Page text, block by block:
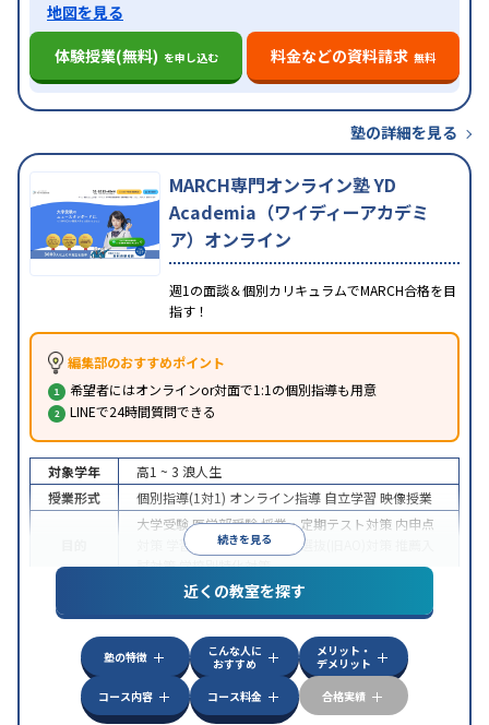
地図を見る
体験授業(無料) を申し込む 料金などの資料請求 無料
塾の詳細を見る
MARCH専門オンライン塾 YD
Academia（ワイディーアカデミ
ア）オンライン
週1の面談＆個別カリキュラムでMARCH合格を目
指す！
編集部のおすすめポイント
希望者にはオンラインor対面で1:1の個別指導も用意
LINEで24時間質問できる
続きを見る
対象学年 高1 ~ 3 浪人生
授業形式
個別指導(1対1) オンライン指導 自立学習 映像授業
大学受験医学部受験授業・定期テスト対策 内申点
学習習慣の定着 総合型選抜(旧AO)対策
試対策学校別特化対策
特徴
中高一貫校生に対応授業の振替可能
学習にPC・タブレットを利用オンライン対応1
科目から受講可能
近くの教室を探す
塾の特徴
こんな人に
おすすめ
メリット・
デメリット
コース内容
コース料金 合格実績